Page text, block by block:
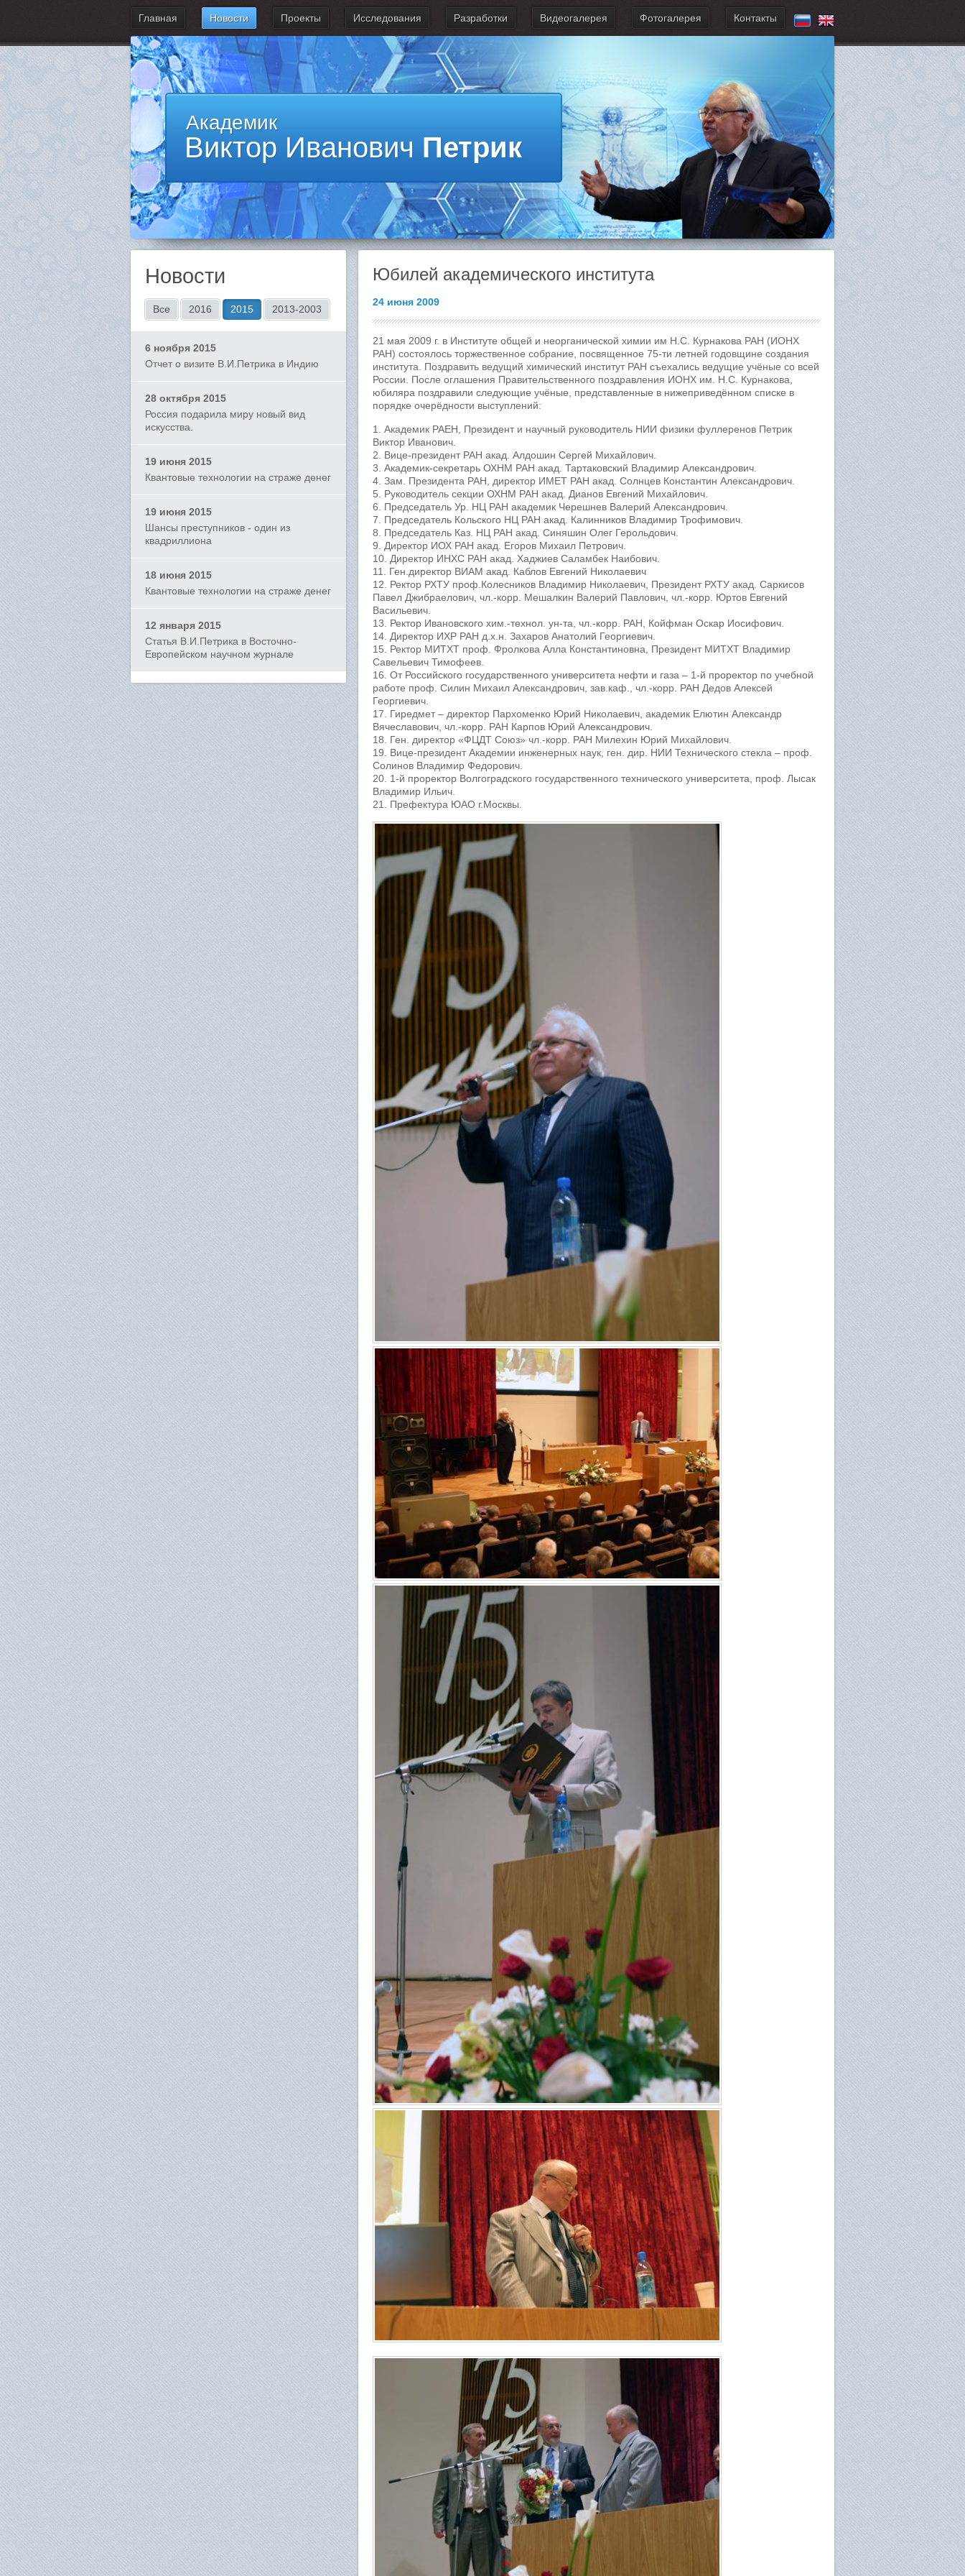
Главная Новости Проекты Исследования Разработки Видеогалерея Фотогалерея Контакты
Академик
Виктор Иванович Петрик
Новости
Все 2016 2015 2013-2003
6 ноября 2015
Отчет о визите В.И.Петрика в Индию
28 октября 2015
Россия подарила миру новый вид
искусства.
19 июня 2015
Квантовые технологии на страже денег
19 июня 2015
Шансы преступников - один из
квадриллиона
18 июня 2015
Квантовые технологии на страже денег
12 января 2015
Статья В.И.Петрика в Восточно-
Европейском научном журнале
Юбилей академического института
24 июня 2009
21 мая 2009 г. в Институте общей и неорганической химии им Н.С. Курнакова РАН (ИОНХ
РАН) состоялось торжественное собрание, посвященное 75-ти летней годовщине создания
института. Поздравить ведущий химический институт РАН съехались ведущие учёные со всей
России. После оглашения Правительственного поздравления ИОНХ им. Н.С. Курнакова,
юбиляра поздравили следующие учёные, представленные в нижеприведённом списке в
порядке очерёдности выступлений:
1. Академик РАЕН, Президент и научный руководитель НИИ физики фуллеренов Петрик
Виктор Иванович.
2. Вице-президент РАН акад. Алдошин Сергей Михайлович.
3. Академик-секретарь ОХНМ РАН акад. Тартаковский Владимир Александрович.
4. Зам. Президента РАН, директор ИМЕТ РАН акад. Солнцев Константин Александрович.
5. Руководитель секции ОХНМ РАН акад. Дианов Евгений Михайлович.
6. Председатель Ур. НЦ РАН академик Черешнев Валерий Александрович.
7. Председатель Кольского НЦ РАН акад. Калинников Владимир Трофимович.
8. Председатель Каз. НЦ РАН акад. Синяшин Олег Герольдович.
9. Директор ИОХ РАН акад. Егоров Михаил Петрович.
10. Директор ИНХС РАН акад. Хаджиев Саламбек Наибович.
11. Ген.директор ВИАМ акад. Каблов Евгений Николаевич
12. Ректор РХТУ проф.Колесников Владимир Николаевич, Президент РХТУ акад. Саркисов
Павел Джибраелович, чл.-корр. Мешалкин Валерий Павлович, чл.-корр. Юртов Евгений
Васильевич.
13. Ректор Ивановского хим.-технол. ун-та, чл.-корр. РАН, Койфман Оскар Иосифович.
14. Директор ИХР РАН д.х.н. Захаров Анатолий Георгиевич.
15. Ректор МИТХТ проф. Фролкова Алла Константиновна, Президент МИТХТ Владимир
Савельевич Тимофеев.
16. От Российского государственного университета нефти и газа – 1-й проректор по учебной
работе проф. Силин Михаил Александрович, зав.каф., чл.-корр. РАН Дедов Алексей
Георгиевич.
17. Гиредмет – директор Пархоменко Юрий Николаевич, академик Елютин Александр
Вячеславович, чл.-корр. РАН Карпов Юрий Александрович.
18. Ген. директор «ФЦДТ Союз» чл.-корр. РАН Милехин Юрий Михайлович.
19. Вице-президент Академии инженерных наук, ген. дир. НИИ Технического стекла – проф.
Солинов Владимир Федорович.
20. 1-й проректор Волгоградского государственного технического университета, проф. Лысак
Владимир Ильич.
21. Префектура ЮАО г.Москвы.